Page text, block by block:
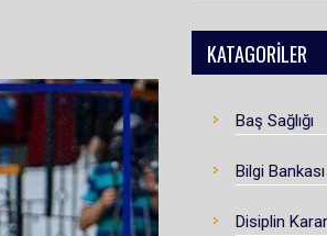
KATAGORILER
Baş Sağlığı
Bilgi Bankası
Disiplin